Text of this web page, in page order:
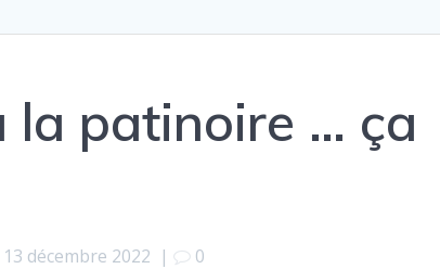
la patinoire … ça
13 décembre 2022 | 0